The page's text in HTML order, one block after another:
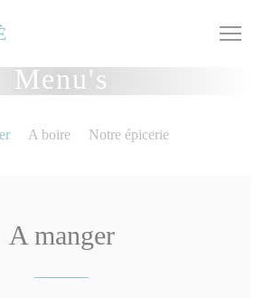
Menu's
A boire Notre épicerie
A manger